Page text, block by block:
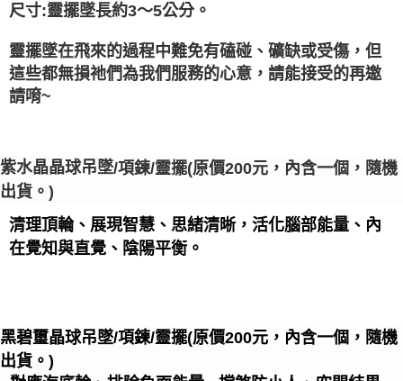
全家取貨付款
7-11取貨付款
每筆NT$80，滿NT$3,000(含以上)免運費
郵局幫你送（離島）
每筆NT$80，滿NT$3,000(含以上)免運費
付款後門市自取
尺寸:靈擺墜長約3～5公分。
靈擺墜在飛來的過程中難免有磕碰、礦缺或受傷，但
這些都無損祂們為我們服務的心意，請能接受的再邀
請唷~
紫水晶晶球吊墜/項鍊/靈擺(原價200元，內含一個，隨機
出貨。)
清理頂輪、展現智慧、思緒清晰，活化腦部能量、內
在覺知與直覺、陰陽平衡。
黑碧璽晶球吊墜/項鍊/靈擺(原價200元，內含一個，隨機
出貨。)